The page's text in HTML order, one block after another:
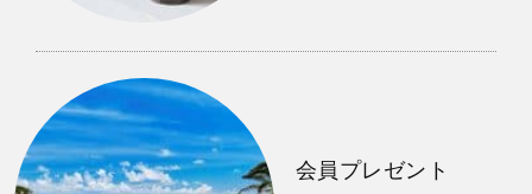
会員プレゼント